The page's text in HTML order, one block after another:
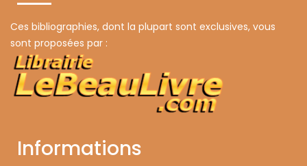
Ces bibliographies, dont la plupart sont exclusives, vous
sont proposées par :
Informations